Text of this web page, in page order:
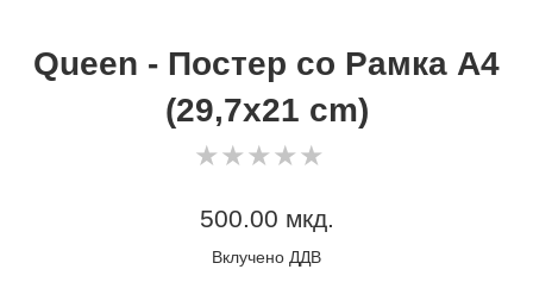
Queen - Постер со Рамка А4
(29,7x21 cm)
★★★★★
★★★★★
Регуларна
500.00 мкд.
Вклучено ДДВ